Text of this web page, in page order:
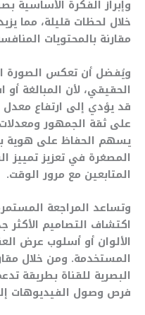
وإبراز الفكرة الأساسية
خلال لحظات قليلة، مما
مقارنة بالمحتويات
ويُفضل أن تعكس الصورة
الحقيقي، لأن المبالغة
قد يؤدي إلى ارتفاع معدل
على ثقة الجمهور
يسهم الحفاظ على هوية
المصغرة في تعزيز تمييز
المتابعين مع مرور الوقت.
وتساعد المراجعة
اكتشاف التصاميم
الألوان أو أسلوب عرض
المستخدمة. ومن خلال
البصرية للقناة بطريقة
فرص وصول الفيديوهات